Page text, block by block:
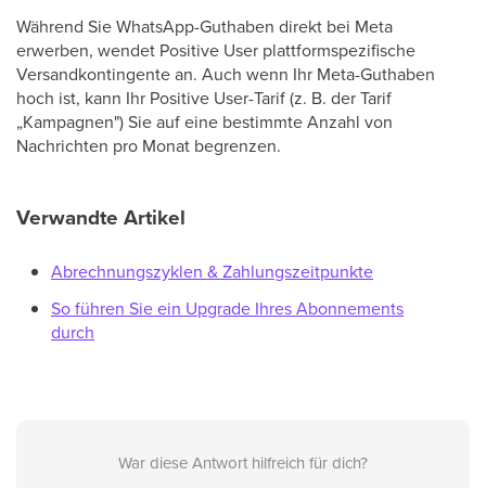
Während Sie WhatsApp-Guthaben direkt bei Meta
erwerben, wendet Positive User plattformspezifische
Versandkontingente an. Auch wenn Ihr Meta-Guthaben
hoch ist, kann Ihr Positive User-Tarif (z. B. der Tarif
„Kampagnen") Sie auf eine bestimmte Anzahl von
Nachrichten pro Monat begrenzen.
Verwandte Artikel
Abrechnungszyklen & Zahlungszeitpunkte
So führen Sie ein Upgrade Ihres Abonnements
durch
War diese Antwort hilfreich für dich?